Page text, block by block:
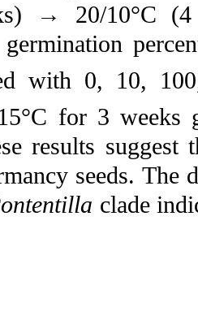
→ 20/10°C
with 0, 10,
for 3
results suggest
seeds. The
clade